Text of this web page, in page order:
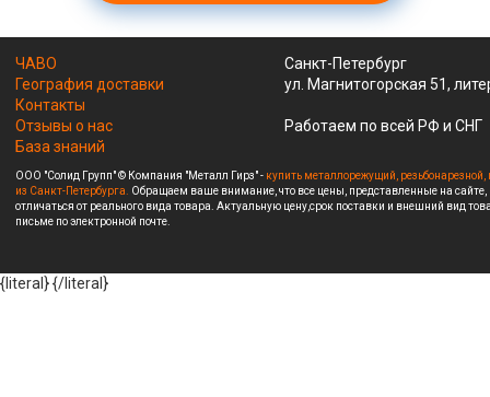
ЧАВО
География доставки
Контакты
Отзывы о нас
База знаний
Санкт-Петербург
ул. Магнитогорская 51,
Работаем по всей РФ и СНГ
ООО "Солид Групп" © Компания "Металл Гирз" - купить металлорежущий,
из Санкт-Петербурга. Обращаем ваше внимание, что все цены, представленные на
отличаться от реального вида товара. Актуальную цену,срок поставки и внешний вид
письме по электронной почте.
{literal}{/literal}